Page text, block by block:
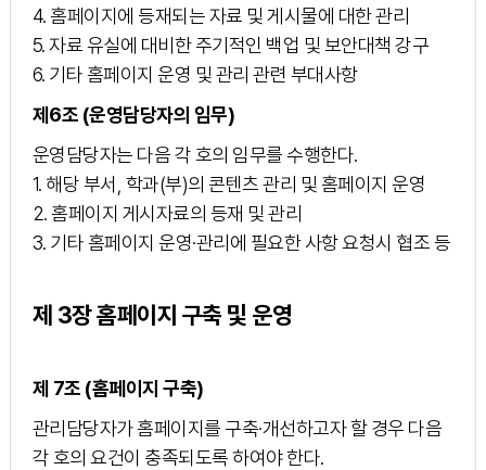
4. 홈페이지에 등재되는 자료 및 게시물에 대한 관리
5. 자료 유실에 대비한 주기적인 백업 및 보안대책 강구
6. 기타 홈페이지 운영 및 관리 관련 부대사항
제6조 (운영담당자의 임무)
운영담당자는 다음 각 호의 임무를 수행한다.
1. 해당 부서, 학과(부)의 콘텐츠 관리 및 홈페이지 운영
2. 홈페이지 게시자료의 등재 및 관리
3. 기타 홈페이지 운영·관리에 필요한 사항 요청시 협조 등
제 3장 홈페이지 구축 및 운영
제 7조 (홈페이지 구축)
관리담당자가 홈페이지를 구축·개선하고자 할 경우 다음
각 호의 요건이 충족되도록 하여야 한다.